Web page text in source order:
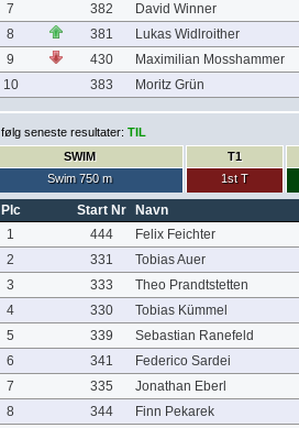
7
382
David Winner
8
381
Lukas Widlroither
9
430
Maximilian Mosshammer
10
383 Moritz Grün
følg seneste resultater: TIL
SWIM
Swim 750 m
T1
1st T
Plc Start Nr
Navn
1
444
Felix Feichter
2
331
Tobias Auer
3
333
Theo Prandtstetten
4
330
Tobias Kümmel
5
339
Sebastian Ranefeld
6
341
Federico Sardei
7
335
Jonathan Eberl
8
344
Finn Pekarek